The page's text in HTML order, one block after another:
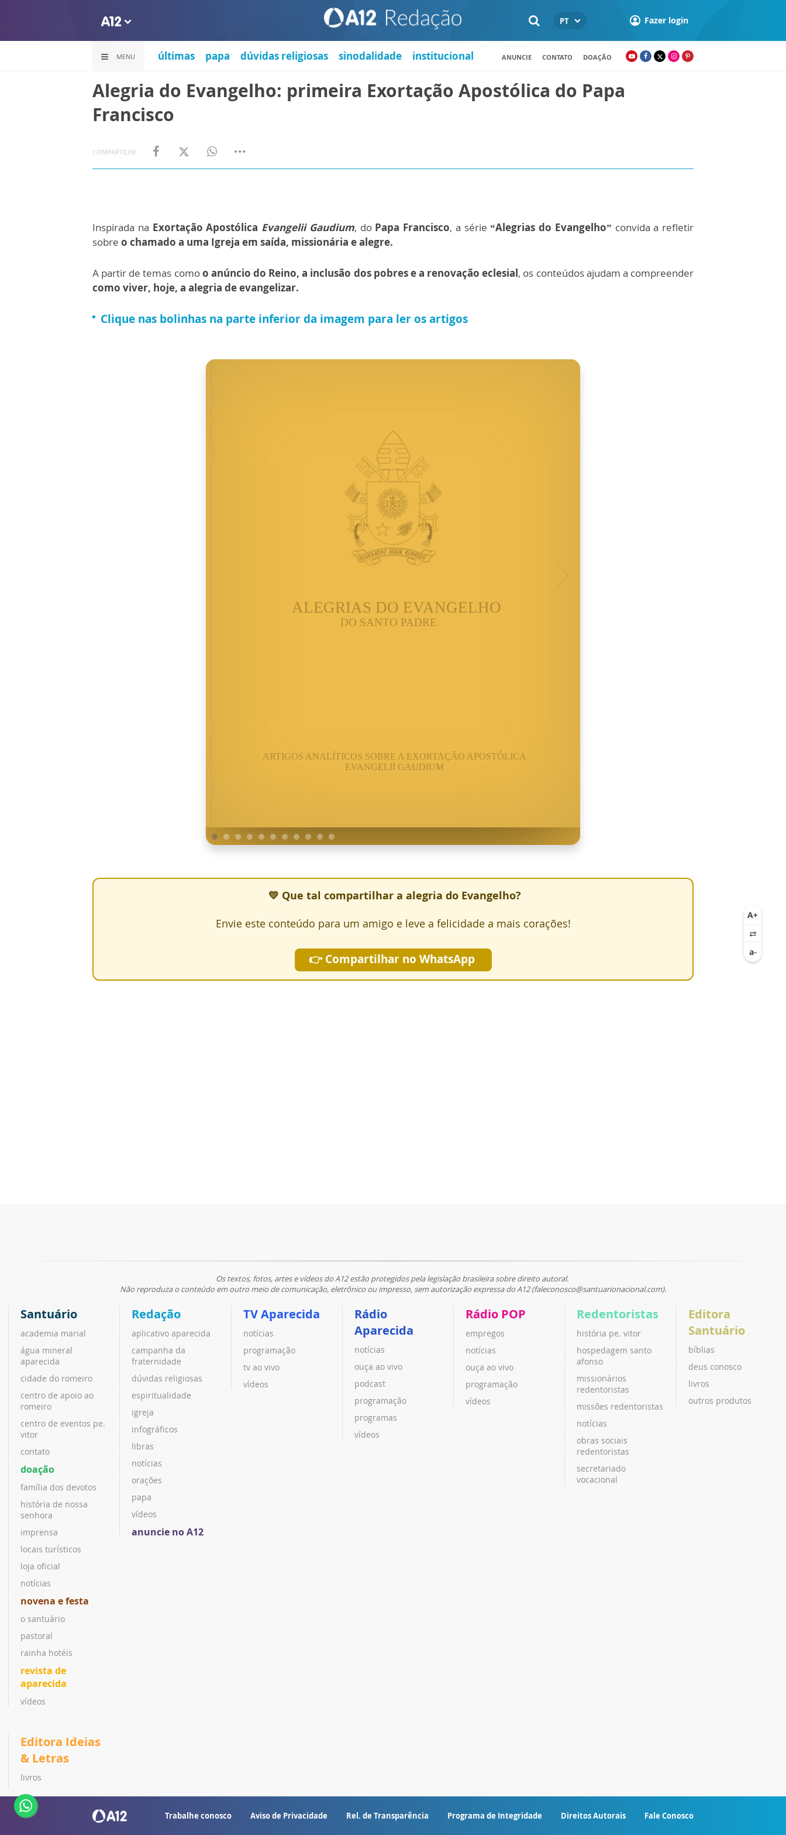
PT Fazer login
MENU últimas papa dúvidas religiosas sinodalidade institucional ANUNCIE CONTATO DOAÇÃO
Alegria do Evangelho: primeira Exortação Apostólica do Papa
Francisco
COMPARTILHE
Inspirada na Exortação Apostólica Evangelii Gaudium, do Papa Francisco, a série“Alegrias do Evangelho” convida a refletir
sobre o chamado a uma Igreja em saída, missionária e alegre.
A partir de temas comoo anúncio do Reino, a inclusão dos pobres e a renovação eclesial, os conteúdos ajudam a compreender
como viver, hoje, a alegria de evangelizar.
Clique nas bolinhas na parte inferior da imagem para ler os artigos
💛 Que tal compartilhar a alegria do Evangelho?
Envie este conteúdo para um amigo e leve a felicidade a mais corações!
👉 Compartilhar no WhatsApp
Os textos, fotos, artes e vídeos do A12 estão protegidos pela legislação brasileira sobre direito autoral.
Não reproduza o conteúdo em outro meio de comunicação, eletrônico ou impresso, sem autorização expressa do A12 (faleconosco@santuarionacional.com).
Santuário
academia marial
água mineral
aparecida
cidade do romeiro
centro de apoio ao
romeiro
centro de eventos pe.
vitor
contato
doação
família dos devotos
história de nossa
senhora
imprensa
locais turísticos
loja oficial
notícias
novena e festa
o santuário
pastoral
rainha hotéis
revista de
aparecida
vídeos
Redação
aplicativo aparecida
campanha da
fraternidade
dúvidas religiosas
espiritualidade
igreja
infográficos
libras
notícias
orações
papa
vídeos
anuncie no A12
TV Aparecida
notícias
programação
tv ao vivo
vídeos
Rádio
Aparecida
notícias
ouça ao vivo
podcast
programação
programas
vídeos
Rádio POP
empregos
notícias
ouça ao vivo
programação
vídeos
Redentoristas
história pe. vitor
hospedagem santo
afonso
missionários
redentoristas
missões redentoristas
notícias
obras sociais
redentoristas
secretariado
vocacional
Editora
Santuário
bíblias
deus conosco
livros
outros produtos
Editora Ideias
& Letras
livros
coleções
lançamentos
Trabalhe conosco Aviso de Privacidade Rel. de Transparência Programa de Integridade Direitos Autorais Fale Conosco